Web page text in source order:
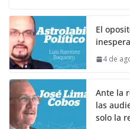
El
4 de
Ante la
las
solo la